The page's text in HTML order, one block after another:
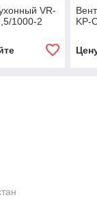
VR-
1000-2
KP-